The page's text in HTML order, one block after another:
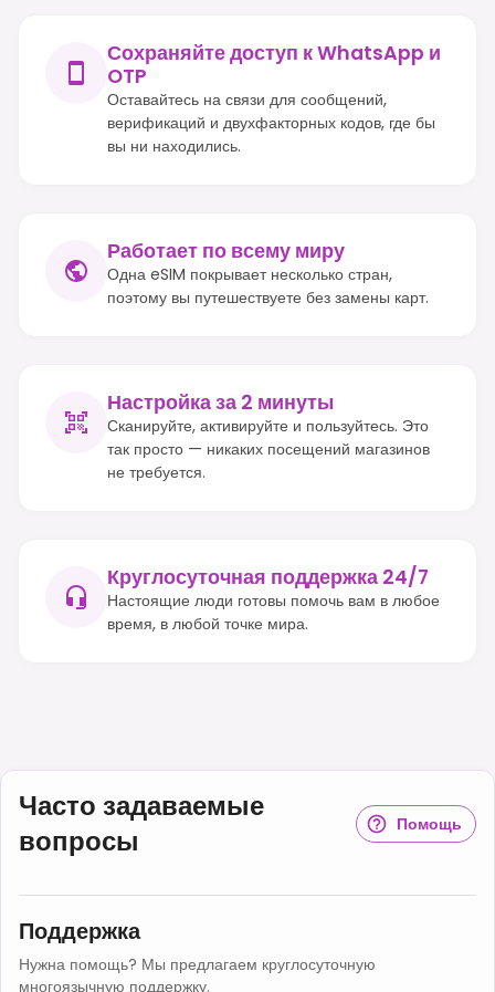
Сохраняйте доступ к WhatsApp и
OTP
Оставайтесь на связи для сообщений,
верификаций и двухфакторных кодов, где бы
вы ни находились.
Работает по всему миру
Одна eSIM покрывает несколько стран,
поэтому вы путешествуете без замены карт.
Настройка за 2 минуты
Сканируйте, активируйте и пользуйтесь. Это
так просто — никаких посещений магазинов
не требуется.
Круглосуточная поддержка 24/7
Настоящие люди готовы помочь вам в любое
время, в любой точке мира.
Часто задаваемые
вопросы
Помощь
Поддержка
Нужна помощь? Мы предлагаем круглосуточную
многоязычную поддержку.